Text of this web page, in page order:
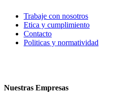
Trabaje con nosotros
Etica y cumplimiento
Contacto
Politicas y normatividad
Nuestras Empresas